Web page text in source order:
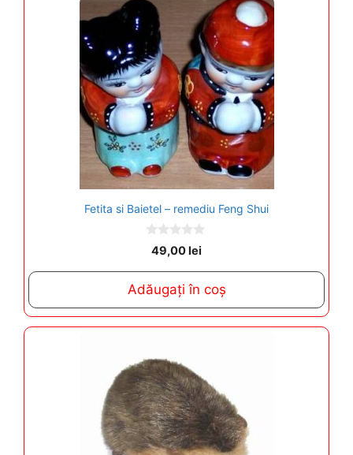
Fetita si Baietel – remediu Feng Shui
o
o
5
49,00lei
Adăugați în coș